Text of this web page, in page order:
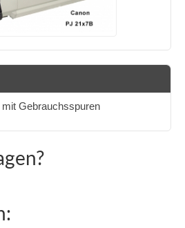
Gebrauchsspuren